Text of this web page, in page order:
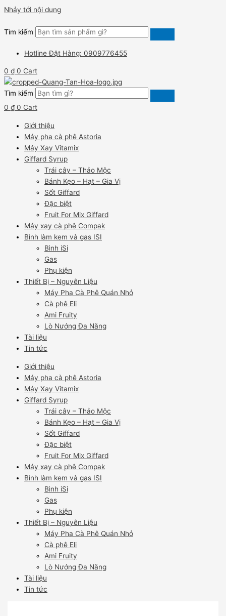
Nhảy tới nội dung
Tìm kiếm
Hotline Đặt Hàng: 0909776455
0 ₫ 0 Cart
Tìm kiếm
0 ₫ 0 Cart
Giới thiệu
Máy pha cà phê Astoria
Máy Xay Vitamix
Giffard Syrup
Trái cây – Thảo Mộc
Bánh Kẹo – Hạt – Gia Vị
Sốt Giffard
Đặc biệt
Fruit For Mix Giffard
Máy xay cà phê Compak
Bình làm kem và gas ISI
Bình iSi
Gas
Phụ kiện
Thiết Bị – Nguyên Liệu
Máy Pha Cà Phê Quán Nhỏ
Cà phê Eli
Ami Fruity
Lò Nướng Đa Năng
Tài liệu
Tin tức
Giới thiệu
Máy pha cà phê Astoria
Máy Xay Vitamix
Giffard Syrup
Trái cây – Thảo Mộc
Bánh Kẹo – Hạt – Gia Vị
Sốt Giffard
Đặc biệt
Fruit For Mix Giffard
Máy xay cà phê Compak
Bình làm kem và gas ISI
Bình iSi
Gas
Phụ kiện
Thiết Bị – Nguyên Liệu
Máy Pha Cà Phê Quán Nhỏ
Cà phê Eli
Ami Fruity
Lò Nướng Đa Năng
Tài liệu
Tin tức